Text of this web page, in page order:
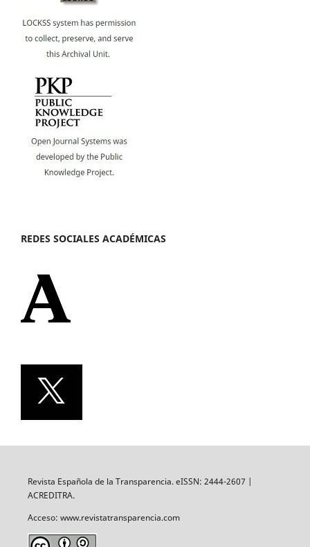
REDES SOCIALES ACADÉMICAS
Revista Española de la Transparencia. eISSN: 2444-2607 |
ACREDITRA.
Acceso: www.revistatransparencia.com